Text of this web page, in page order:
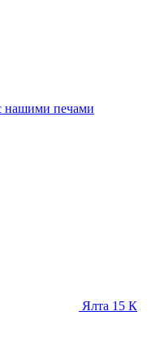
нашими печами
Ялта 15 К